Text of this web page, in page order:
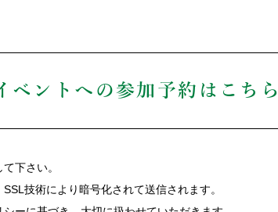
ベントへの参加予約はこちら
下さい。
技術により暗号化されて送信されます。